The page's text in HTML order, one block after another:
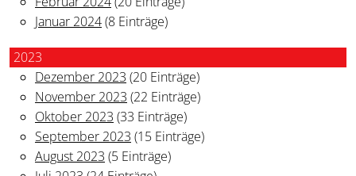
Januar 2024(8 Einträge)
2023
Dezember 2023 (20 Einträge)
November 2023 (22 Einträge)
Oktober 2023 (33 Einträge)
September 2023 (15 Einträge)
August 2023 (5 Einträge)